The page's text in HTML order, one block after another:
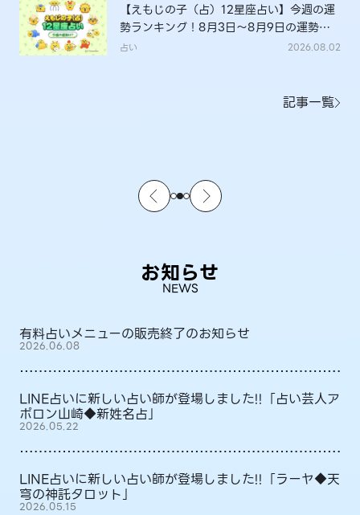
【えもじの子（占）12星座占い】今週の運
勢ランキング！8月3日～8月9日の運勢
は？
占い 2026.08.02
記事一覧
お知らせ
NEWS
有料占いメニューの販売終了のお知らせ
2026.06.08
LINE占いに新しい占い師が登場しました!!「占い芸人ア
ポロン山崎◆新姓名占」
2026.05.22
LINE占いに新しい占い師が登場しました!!「ラーヤ◆天
穹の神託タロット」
2026.05.15